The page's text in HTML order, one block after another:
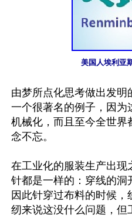
美国人埃利亚
由梦所点化思考做出发
一个很著名的例子，因为
机械化，而且至今全世界
念不忘。
在工业化的服装生产出现
针都是一样的：穿线的洞
因此针穿过布料的时候
纫来说这没什么问题，但